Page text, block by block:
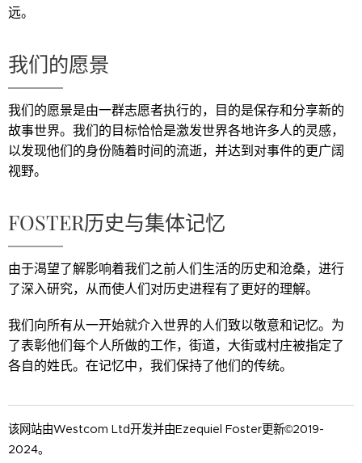
远。
我们的愿景
我们的愿景是由一群志愿者执行的，目的是保存和分享新的
故事世界。我们的目标恰恰是激发世界各地许多人的灵感，
以发现他们的身份随着时间的流逝，并达到对事件的更广阔
视野。
FOSTER历史与集体记忆
由于渴望了解影响着我们之前人们生活的历史和沧桑，进行
了深入研究，从而使人们对历史进程有了更好的理解。
我们向所有从一开始就介入世界的人们致以敬意和记忆。为
了表彰他们每个人所做的工作，街道，大街或村庄被指定了
各自的姓氏。在记忆中，我们保持了他们的传统。
该网站由Westcom Ltd开发并由Ezequiel Foster更新©2019-
2024。